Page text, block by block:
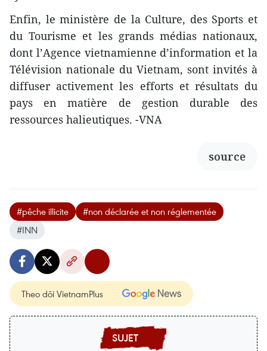
Enfin, le ministère de la Culture, des Sports et
du Tourisme et les grands médias nationaux,
dont l’Agence vietnamienne d’information et la
Télévision nationale du Vietnam, sont invités à
diffuser activement les efforts et résultats du
pays en matière de gestion durable des
ressources halieutiques. -VNA
source
#pêche illicite
#non déclarée et non réglementée
#INN
Theo dõi VietnamPlus